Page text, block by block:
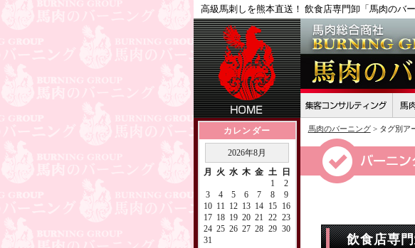
高級馬刺しを熊本直送！ 飲食店専門卸「馬肉のバー
カレンダー
2026年8月
月
火 水 木 金 土 日
1
2
3
4 5 6 7 8
9
10 11 12 13 14 15
16
17 18 19 20 21 22 23
24 25 26 27 28 29 30
31
馬肉のバーニング> タグ別ア
飲食店専